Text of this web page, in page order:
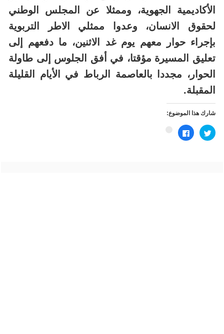
الأكاديمية الجهوية، وممثلا عن المجلس الوطني
لحقوق الانسان، وعدوا ممثلي الاطر التربوية
بإجراء حوار معهم يوم غد الاثنين، ما دفعهم إلى
تعليق المسيرة مؤقتا، في أفق الجلوس إلى طاولة
الحوار، مجددا بالعاصمة الرباط في الأيام القليلة
المقبلة.
شارك هذا الموضوع:
اضغط
للمشاركة
على
انقر
للمشاركة
على